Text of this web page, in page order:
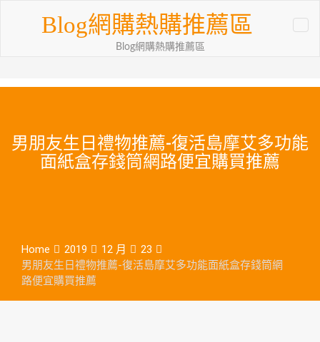
Blog網購熱購推薦區
Blog網購熱購推薦區
男朋友生日禮物推薦-復活島摩艾多功能
面紙盒存錢筒網路便宜購買推薦
Home 2019 12 月
23
男朋友生日禮物推薦-復活島摩艾多功能面紙盒存錢筒網
路便宜購買推薦